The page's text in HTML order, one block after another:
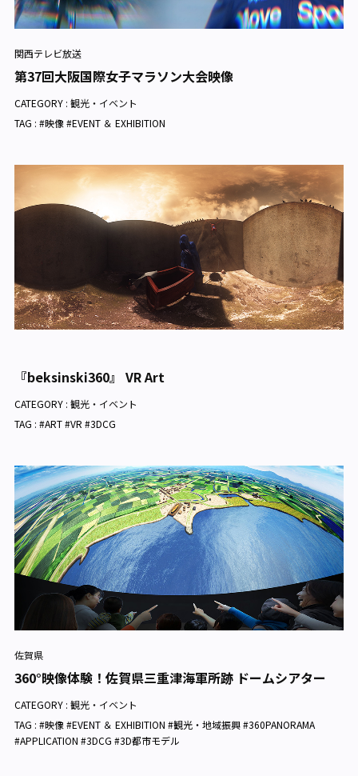
関西テレビ放送
第37回大阪国際女子マラソン大会映像
CATEGORY : 観光・イベント
TAG : #映像 #EVENT ＆ EXHIBITION
『beksinski360』 VR Art
CATEGORY : 観光・イベント
TAG : #ART #VR #3DCG
佐賀県
360°映像体験！佐賀県三重津海軍所跡 ドームシアター
CATEGORY : 観光・イベント
TAG : #映像 #EVENT ＆ EXHIBITION #観光・地域振興 #360PANORAMA
#APPLICATION #3DCG #3D都市モデル